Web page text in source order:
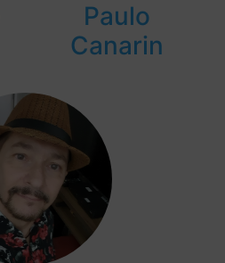
Paulo
Canarin